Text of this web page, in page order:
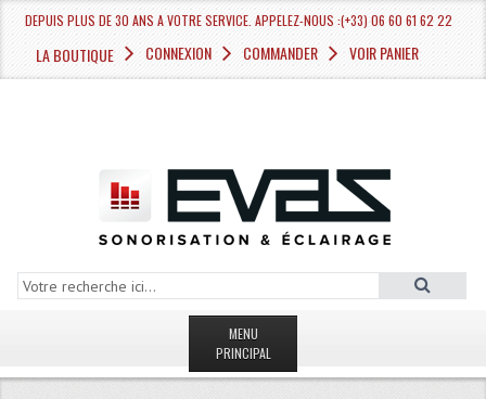
DEPUIS PLUS DE 30 ANS A VOTRE SERVICE. APPELEZ-NOUS :(+33) 06 60 61 62 22
LA BOUTIQUE CONNEXION COMMANDER VOIR PANIER
MENU
PRINCIPAL